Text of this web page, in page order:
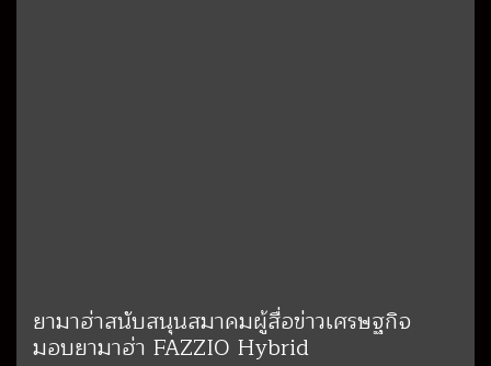
ยามาฮ่าสนับสนุนสมาคมผู้สื่อข่าวเศรษฐกิจ
มอบยามาฮ่า FAZZIO Hybrid